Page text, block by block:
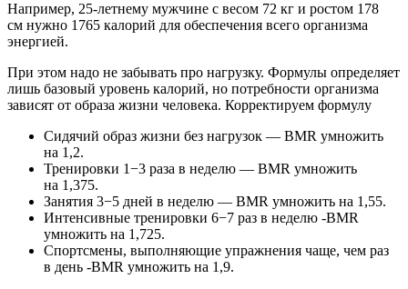
Например, 25-летнему мужчине с весом 72 кг и ростом 178
см нужно 1765 калорий для обеспечения всего организма
энергией.
При этом надо не забывать про нагрузку. Формулы определяет
лишь базовый уровень калорий, но потребности организма
зависят от образа жизни человека. Корректируем формулу
Сидячий образ жизни без нагрузок — BMR умножить
на 1,2.
Тренировки 1−3 раза в неделю — BMR умножить
на 1,375.
Занятия 3−5 дней в неделю — BMR умножить на 1,55.
Интенсивные тренировки 6−7 раз в неделю -BMR
умножить на 1,725.
Спортсмены, выполняющие упражнения чаще, чем раз
в день -BMR умножить на 1,9.